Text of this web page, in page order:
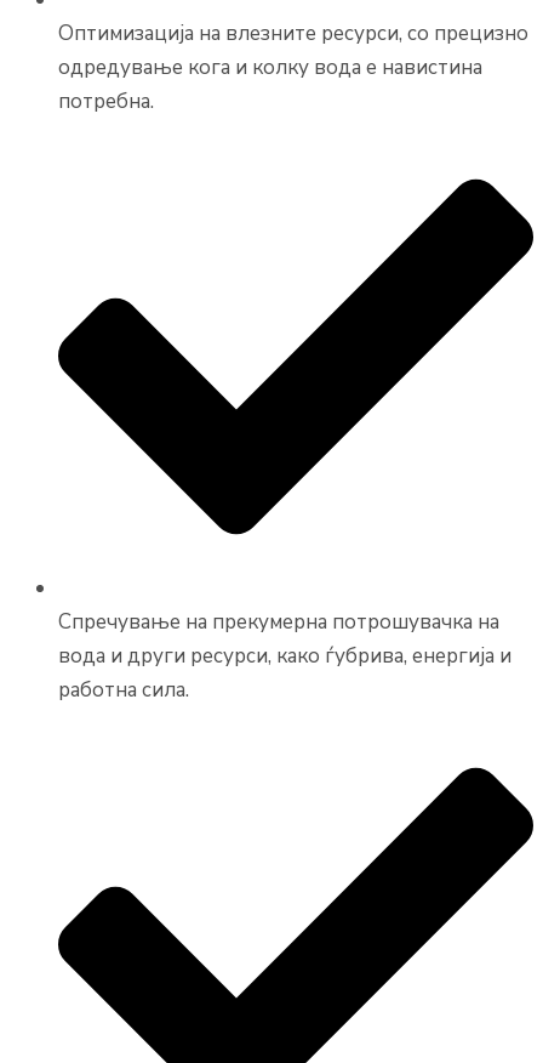
Оптимизација на влезните ресурси, со прецизно
одредување кога и колку вода е навистина
потребна.
Спречување на прекумерна потрошувачка на
вода и други ресурси, како ѓубрива, енергија и
работна сила.